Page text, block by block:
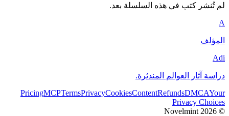
لم تُنشر كتب في هذه السلسلة بعد.
A
المؤلف
Adi
دراسة آثار العوالم المندثرة.
PricingMCPTermsPrivacyCookiesContentRefundsDMCAYour
Privacy Choices
©
2026